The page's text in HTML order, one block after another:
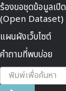
ร้องขอชุดข้อมูลเปิด
(Open Dataset)
แผนผังเว็บไซต์
คำถามที่พบบ่อย
ค้นหา...